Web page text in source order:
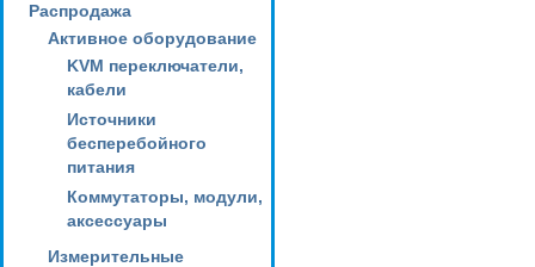
Распродажа
Активное оборудование
KVM переключатели,
кабели
Источники
бесперебойного
питания
Коммутаторы, модули,
аксессуары
Измерительные